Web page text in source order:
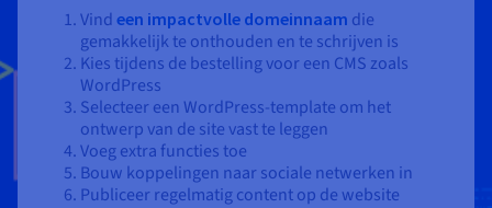
Vind een impactvolle domeinnaam die
gemakkelijk te onthouden en te schrijven is
Kies tijdens de bestelling voor een CMS zoals
WordPress
Selecteer een WordPress-template om het
ontwerp van de site vast te leggen
Voeg extra functies toe
Bouw koppelingen naar sociale netwerken in
Publiceer regelmatig content op de website